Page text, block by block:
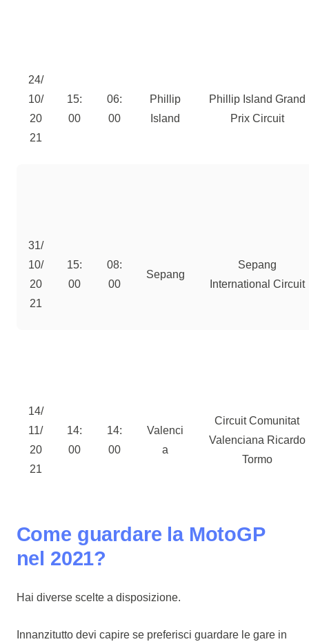
24/
10/
20
21
15:
00
06:
00
Phillip
Island
Phillip Island Grand
Prix Circuit
31/
10/
20
21
15:
00
08:
00
Sepang
Sepang
International Circuit
14/
11/
20
21
14:
00
14:
00
Valenci
a
Circuit Comunitat
Valenciana Ricardo
Tormo
Come guardare la MotoGP
nel 2021?
Hai diverse scelte a disposizione.
Innanzitutto devi capire se preferisci guardare le gare in